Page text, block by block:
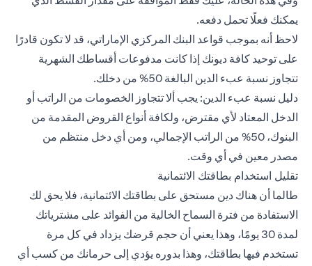
يمكنك فعلًا تحمل دفعه.
لاحظ أنه بموجب قواعد البنك المركزي الإماراتي، قد لا تكون قادرًا
على توحيد كافة ديونك إذا كانت مدفوعات أقساطك الشهرية
تتجاوز نسبة عبء الدين البالغة 50% من دخلك.
دليل نسبة عبء الدين: يجب ألا تتجاوز الخصومات من الراتب أو
الدخل المعتاد لأي مقترض، ولكافة أنواع القروض المقدمة من
البنوك، 50% من الراتب الإجمالي، ومن أي دخل منتظم من
مصدر معين في أي وقت.
تقليل استخدام بطاقتك الائتمانية
طالما أن هناك دين مستحق على بطاقتك الائتمانية، فلا يحق لك
الاستفادة من فترة السماح الخالية من الفوائد على مشترياتك
لمدة 30 يومًا، وهذا يعني أن حجم قرضك يزداد في كل مرة
تستخدم فيها بطاقتك، وهذا بدوره يؤدي إلى حرمانك من كسب أي